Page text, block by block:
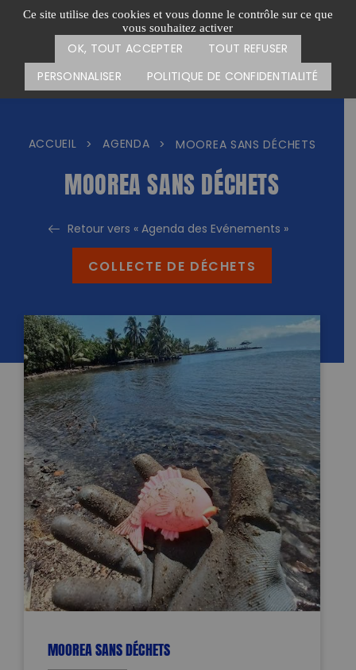
Ce site utilise des cookies et vous donne le contrôle sur ce que
vous souhaitez activer
OK, TOUT ACCEPTER
TOUT REFUSER
PERSONNALISER
POLITIQUE DE CONFIDENTIALITÉ
Passer
Menu
CARTE DES ACTIONS FAIRE UN DON
ACCUEIL > AGENDA > MOOREA SANS DÉCHETS
MOOREA SANS DÉCHETS
Retour vers « Agenda des Evénements »
COLLECTE DE DÉCHETS
MOOREA SANS DÉCHETS